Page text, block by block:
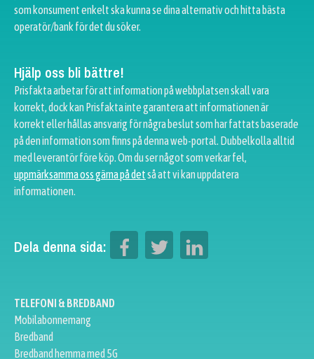
som konsument enkelt ska kunna se dina alternativ och hitta bästa
operatör/bank för det du söker.
Hjälp oss bli bättre!
Prisfakta arbetar för att information på webbplatsen skall vara
korrekt, dock kan Prisfakta inte garantera att informationen är
korrekt eller hållas ansvarig för några beslut som har fattats baserade
på den information som finns på denna web-portal. Dubbelkolla alltid
med leverantör före köp. Om du ser något som verkar fel,
uppmärksamma oss gärna på detså att vi kan uppdatera
informationen.
Dela denna sida:
TELEFONI & BREDBAND
Mobilabonnemang
Bredband
Bredband hemma med 5G